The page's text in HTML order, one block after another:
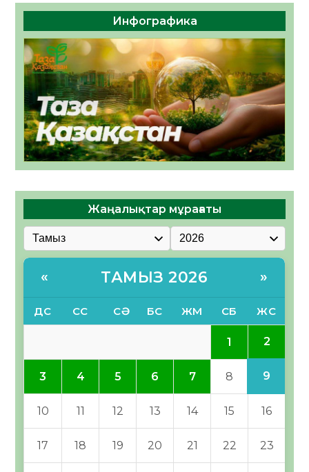
Инфографика
Жаңалықтар мұрағаты
« ТАМЫЗ 2026 »
ДС СС СӘ БС ЖМ СБ ЖС
1 2
3 4 5 6 7 8 9
10 11 12 13 14 15 16
17 18 19 20 21 22 23